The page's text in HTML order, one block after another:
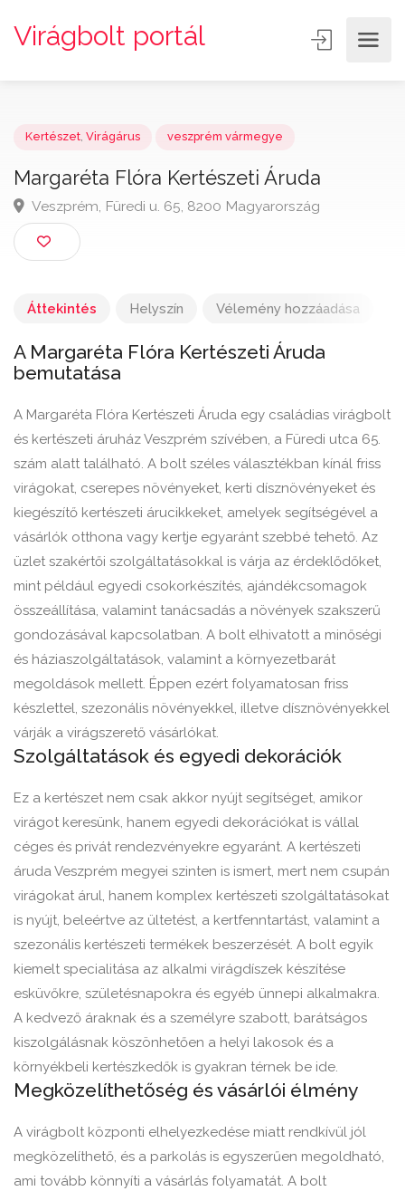
Virágbolt portál
Margaréta Flóra Kertészeti Áruda
Veszprém, Füredi u. 65, 8200 Magyarország
Áttekintés Helyszín Vélemény hozzáadása
A Margaréta Flóra Kertészeti Áruda
bemutatása
A Margaréta Flóra Kertészeti Áruda egy családias virágbolt
és kertészeti áruház Veszprém szívében, a Füredi utca 65.
szám alatt található. A bolt széles választékban kínál friss
virágokat, cserepes növényeket, kerti dísznövényeket és
kiegészítő kertészeti árucikkeket, amelyek segítségével a
vásárlók otthona vagy kertje egyaránt szebbé tehető. Az
üzlet szakértői szolgáltatásokkal is várja az érdeklődőket,
mint például egyedi csokorkészítés, ajándékcsomagok
összeállítása, valamint tanácsadás a növények szakszerű
gondozásával kapcsolatban. A bolt elhivatott a minőségi
és háziaszolgáltatások, valamint a környezetbarát
megoldások mellett. Éppen ezért folyamatosan friss
készlettel, szezonális növényekkel, illetve dísznövényekkel
várják a virágszerető vásárlókat.
Szolgáltatások és egyedi dekorációk
Ez a kertészet nem csak akkor nyújt segítséget, amikor
virágot keresünk, hanem egyedi dekorációkat is vállal
céges és privát rendezvényekre egyaránt. A kertészeti
áruda Veszprém megyei szinten is ismert, mert nem csupán
virágokat árul, hanem komplex kertészeti szolgáltatásokat
is nyújt, beleértve az ültetést, a kertfenntartást, valamint a
szezonális kertészeti termékek beszerzését. A bolt egyik
kiemelt specialitása az alkalmi virágdíszek készítése
esküvőkre, születésnapokra és egyéb ünnepi alkalmakra.
A kedvező áraknak és a személyre szabott, barátságos
kiszolgálásnak köszönhetően a helyi lakosok és a
környékbeli kertészkedők is gyakran térnek be ide.
Megközelíthetőség és vásárlói élmény
A virágbolt központi elhelyezkedése miatt rendkívül jól
megközelíthető, és a parkolás is egyszerűen megoldható,
ami tovább könnyíti a vásárlás folyamatát. A bolt